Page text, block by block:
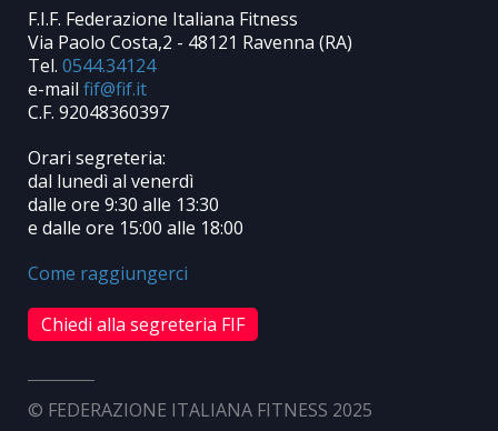
F.I.F. Federazione Italiana Fitness
Via Paolo Costa,2 - 48121 Ravenna (RA)
Tel. 0544.34124
e-mail
C.F. 92048360397
Orari segreteria:
dal lunedì al venerdì
dalle ore 9:30 alle 13:30
e dalle ore 15:00 alle 18:00
Come raggiungerci
Chiedi alla segreteria FIF
© FEDERAZIONE ITALIANA FITNESS 2025